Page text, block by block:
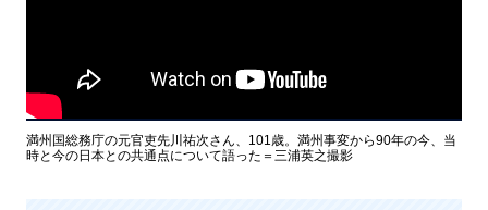
満州国総務庁の元官吏先川祐次さん、101歳。満州事変から90年の今、当
時と今の日本との共通点について語った＝三浦英之撮影